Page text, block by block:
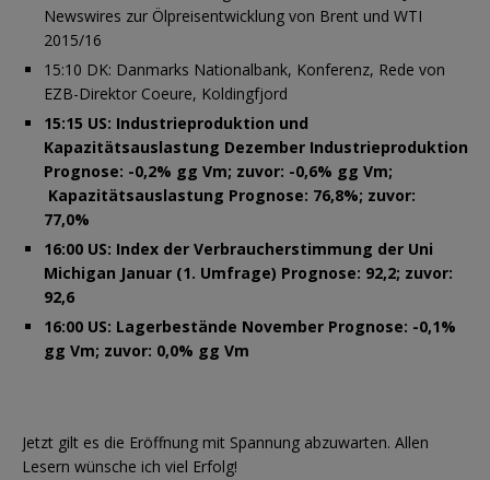
Newswires zur Ölpreisentwicklung von Brent und WTI
2015/16
15:10 DK: Danmarks Nationalbank, Konferenz, Rede von
EZB-Direktor Coeure, Koldingfjord
15:15 US: Industrieproduktion und
Kapazitätsauslastung Dezember Industrieproduktion
Prognose: -0,2% gg Vm; zuvor: -0,6% gg Vm;
Kapazitätsauslastung Prognose: 76,8%; zuvor:
77,0%
16:00 US: Index der Verbraucherstimmung der Uni
Michigan Januar (1. Umfrage) Prognose: 92,2; zuvor:
92,6
16:00 US: Lagerbestände November Prognose: -0,1%
gg Vm; zuvor: 0,0% gg Vm
Jetzt gilt es die Eröffnung mit Spannung abzuwarten. Allen
Lesern wünsche ich viel Erfolg!